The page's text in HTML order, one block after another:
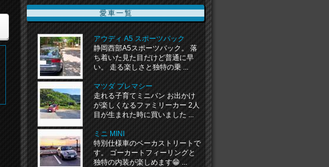
愛車一覧
アウディ A5 スポーツバック
静岡西部A5スポーツバック。 落
ち着いた見た目だけど普通に早
い。 走る楽しさと独特の乗 ...
マツダ プレマシー
走れる子育てミニバン お出かけ
が楽しくなるファミリーカー 2人
目が生まれた時に買いました ...
ミニ MINI
特別仕様車のベーカストリートで
す。 ゴーカートフィーリングと
独特の内装が楽しめます😁 ...